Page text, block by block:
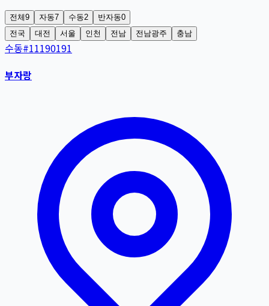
전체9 자동7 수동2 반자동0
전국
대전 서울 인천 전남 전남광주 충남
수동#11190191
부자랑